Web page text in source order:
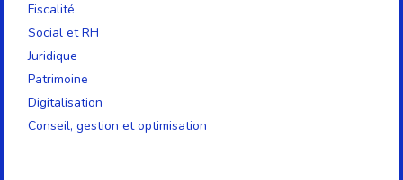
Fiscalité
Social et RH
Juridique
Patrimoine
Digitalisation
Conseil, gestion et optimisation